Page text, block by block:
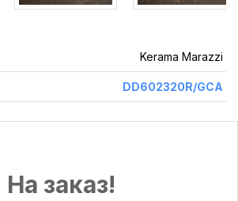
Kerama Marazzi
DD602320R/GCA
На заказ!